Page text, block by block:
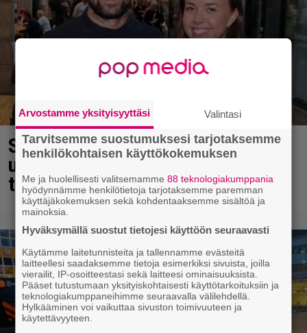
Sara ja Mikko Parikka etsivät
uutta kotia – ”Seuraavaan kotiin
tämmöinen”
Arvostamme yksityisyyttäsi Valintasi
Tarvitsemme suostumuksesi tarjotaksemme
henkilökohtaisen käyttökokemuksen
Me ja huolellisesti valitsemamme88 teknologiakumppania
hyödynnämme henkilötietoja tarjotaksemme paremman
käyttäjäkokemuksen sekä kohdentaaksemme sisältöä ja
mainoksia.
Hyväksymällä suostut tietojesi käyttöön seuraavasti
Käytämme laitetunnisteita ja tallennamme evästeitä
laitteellesi saadaksemme tietoja esimerkiksi sivuista, joilla
vierailit, IP-osoitteestasi sekä laitteesi ominaisuuksista.
Pääset tutustumaan yksityiskohtaisesti käyttötarkoituksiin ja
teknologiakumppaneihimme seuraavalla välilehdellä.
Hylkääminen voi vaikuttaa sivuston toimivuuteen ja
käytettävyyteen.